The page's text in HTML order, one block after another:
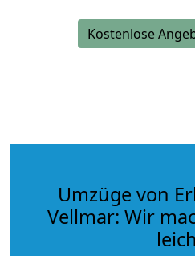
Kostenlose
Umzüge von
Vellmar: Wir